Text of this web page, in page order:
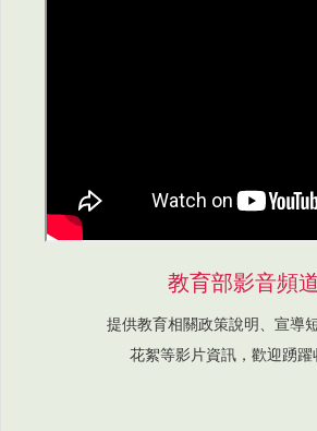
教育部影音頻
提供教育相關政策說明、宣導
花絮等影片資訊，歡迎踴躍